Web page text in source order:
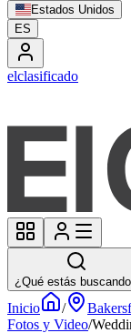
Estados Unidos
ES
elclasificado
¿Qué estás
Inicio /
Fotos y Video/